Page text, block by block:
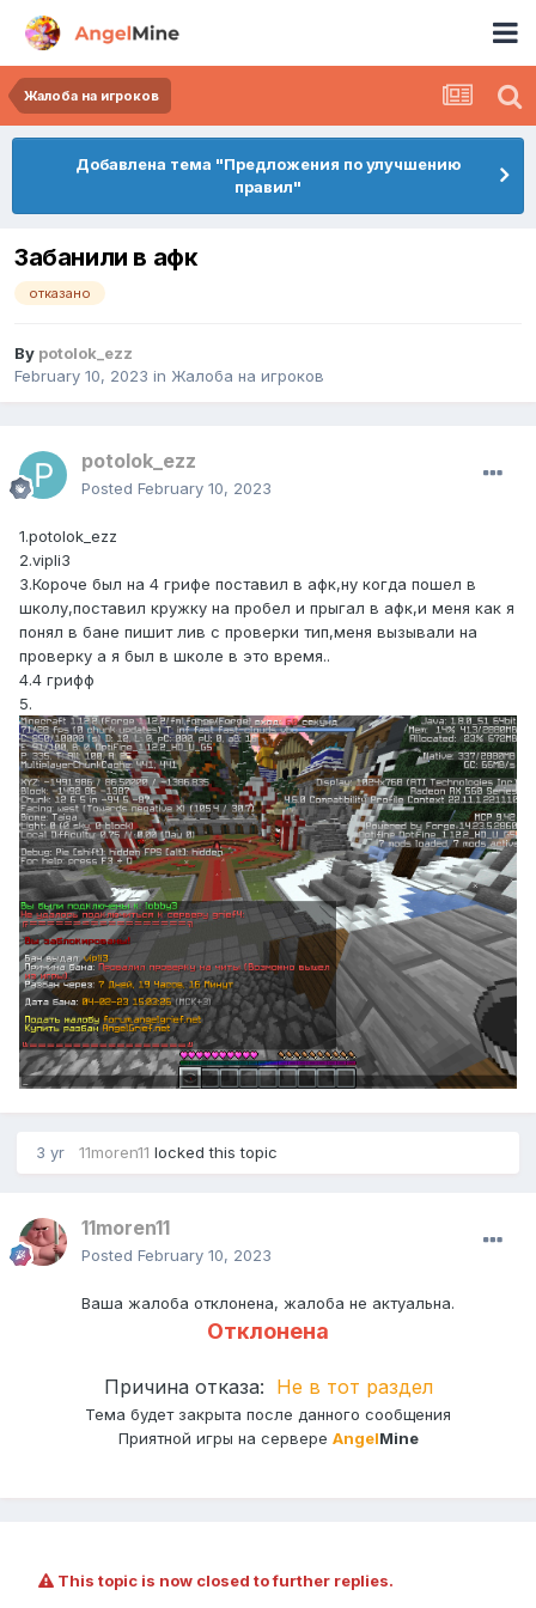
Жалоба на игроков
Добавлена тема "Предложения по улучшению
правил"
Забанили в афк
отказано
By potolok_ezz
February 10, 2023 in Жалоба на игроков
potolok_ezz
Posted February 10, 2023
1.potolok_ezz
2.vipli3
3.Короче был на 4 грифе поставил в афк,ну когда пошел в
школу,поставил кружку на пробел и прыгал в афк,и меня как я
понял в бане пишит лив с проверки тип,меня вызывали на
проверку а я был в школе в это время..
4.4 грифф
5.
3 yr 11moren11 locked this topic
11moren11
Posted February 10, 2023
Ваша жалоба отклонена, жалоба не актуальна.
Отклонена
Причина отказа: Не в тот раздел
Тема будет закрыта после данного сообщения
Приятной игры на сервере AngelMine
This topic is now closed to further replies.